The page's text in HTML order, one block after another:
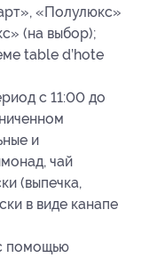
«Полулюкс»
(на выбор);
table d’hote
с 11:00 до
и
чай
(выпечка,
в виде канапе
помощью